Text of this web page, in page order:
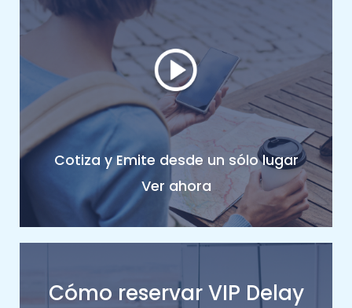
Cotiza y Emite desde un sólo lugar
Ver ahora
Cómo reservar VIP Delay